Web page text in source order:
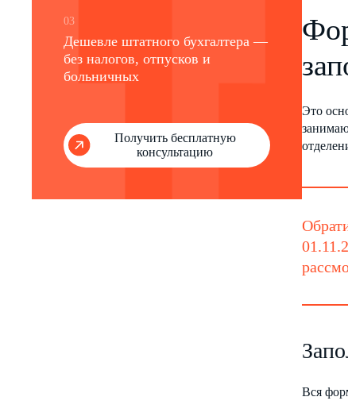
03
Дешевле штатного бухгалтера —
без налогов, отпусков и
больничных
Получить бесплатную
консультацию
Это
Вся